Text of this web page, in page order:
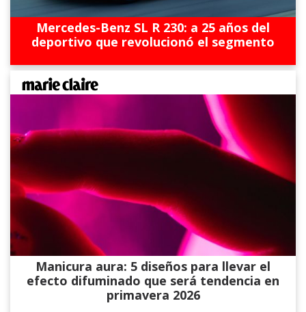
Mercedes-Benz SL R 230: a 25 años del
deportivo que revolucionó el segmento
Manicura aura: 5 diseños para llevar el
efecto difuminado que será tendencia en
primavera 2026